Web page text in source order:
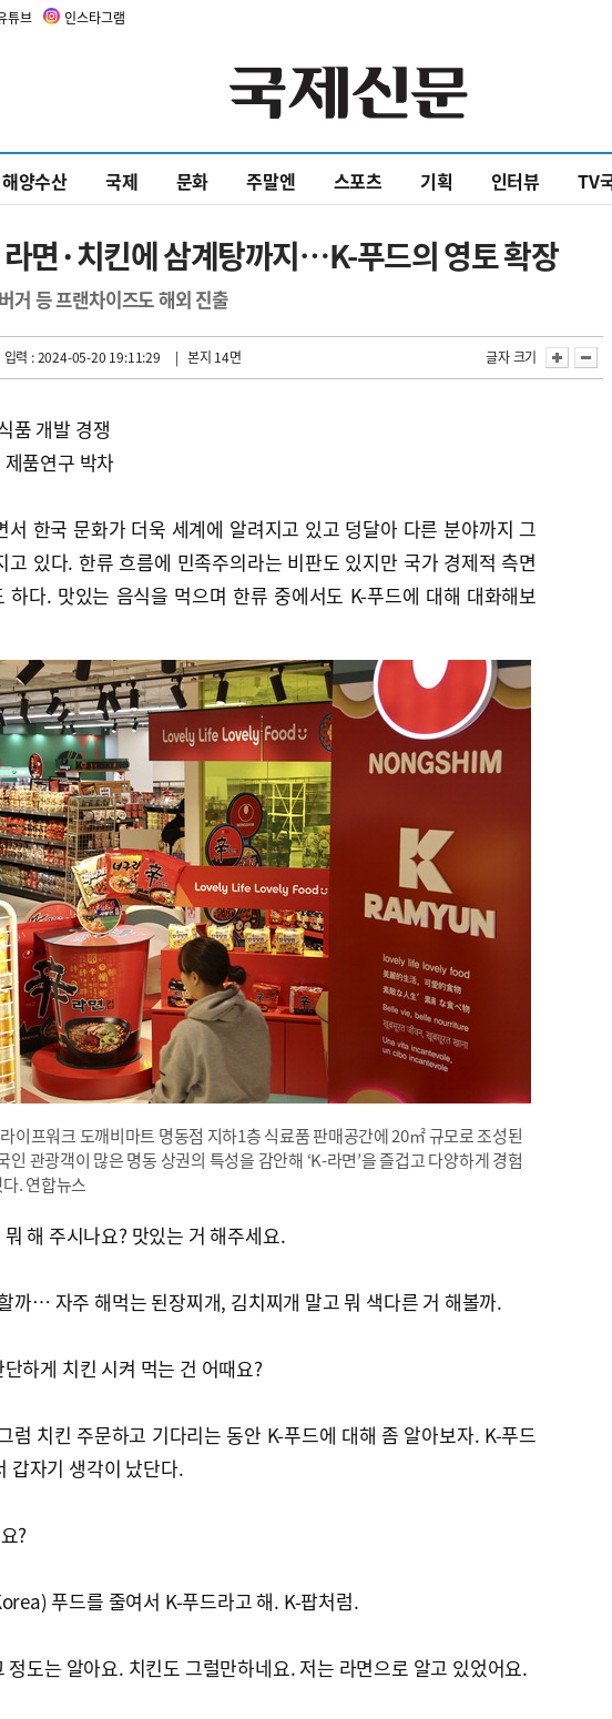
튜브 인스타그램
해양수산 국제 문화 주말엔 스포츠 기획 인터뷰 TV
면·치킨에 삼계탕까지…K-푸드의 영토 확장
거 등 프랜차이즈도 해외 진출
력 : 2024-05-20 19:11:29 | 본지 14면 글자 크기
품 개발 경쟁
품연구 박차
서 한국 문화가 더욱 세계에 알려지고 있고 덩달아 다른 분야까지 그
고 있다. 한류 흐름에 민족주의라는 비판도 있지만 국가 경제적 측면
하다. 맛있는 음식을 먹으며 한류 중에서도 K-푸드에 대해 대화해보
이프워크 도깨비마트 명동점 지하1층 식료품 판매공간에 20㎡ 규모로 조성된
인 관광객이 많은 명동 상권의 특성을 감안해 ‘K-라면’을 즐겁고 다양하게 경험
. 연합뉴스
해 주시나요? 맛있는 거 해주세요.
까… 자주 해먹는 된장찌개, 김치찌개 말고 뭐 색다른 거 해볼까.
하게 치킨 시켜 먹는 건 어때요?
치킨 주문하고 기다리는 동안 K-푸드에 대해 좀 알아보자. K-푸드
갑자기 생각이 났단다.
?
푸드를 줄여서 K-푸드라고 해. K-팝처럼.
도는 알아요. 치킨도 그럴만하네요. 저는 라면으로 알고 있었어요.